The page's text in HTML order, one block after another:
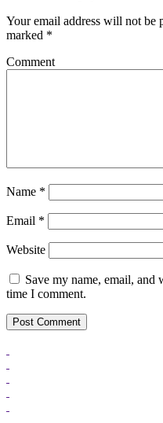
Your email address will not be
marked *
Comment
Name *
Email *
Website
Save my name, email, and
time I comment.